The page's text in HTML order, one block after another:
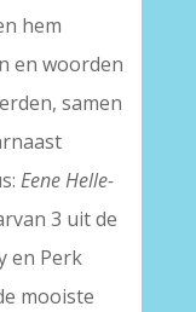
hem
en woorden
samen
Eene Helle-
3 uit de
en Perk
mooiste